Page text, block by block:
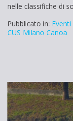
nelle classifiche di
Pubblicato in: Eventi
CUS Milano Canoa